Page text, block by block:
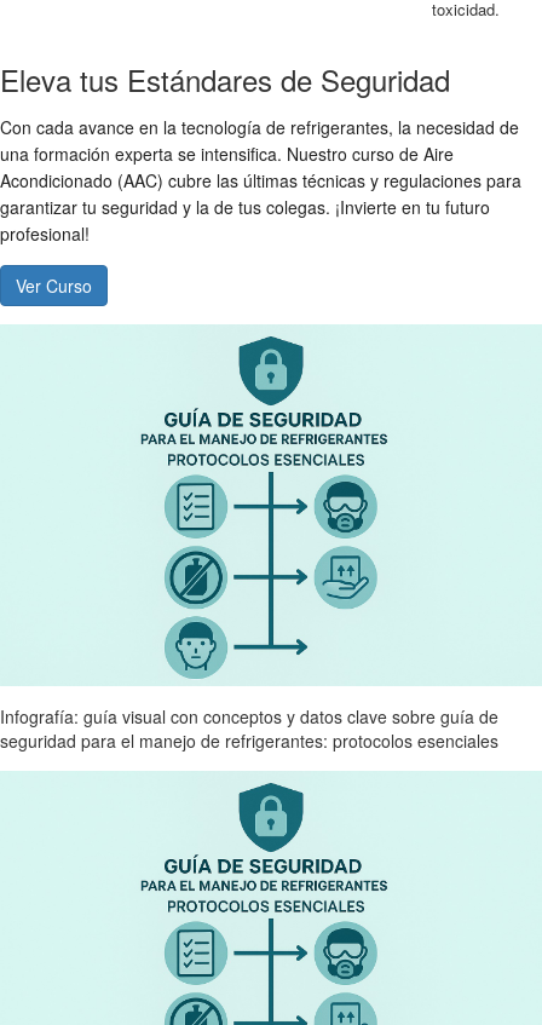
toxicidad.
Eleva tus Estándares de Seguridad
Con cada avance en la tecnología de refrigerantes, la necesidad de
una formación experta se intensifica. Nuestro curso de Aire
Acondicionado (AAC) cubre las últimas técnicas y regulaciones para
garantizar tu seguridad y la de tus colegas. ¡Invierte en tu futuro
profesional!
Ver Curso
Infografía: guía visual con conceptos y datos clave sobre guía de
seguridad para el manejo de refrigerantes: protocolos esenciales